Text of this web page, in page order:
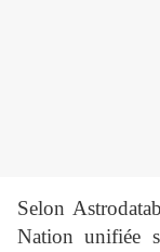
Selon
Nation unifiée